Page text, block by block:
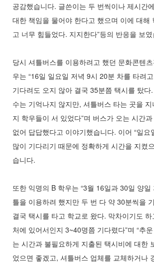
공감했습니다. 글쓴이는 두 번씩이나 제시간
대한 책임을 물어야 한다고 했으며 이에 대해
고 너무 힘들었다. 지지한다”등의 반응을 보
당시 셔틀버스를 이용하려고 했던 문화콘텐
우는 “16일 일요일 저녁 9시 20분 차를 타려
기다려도 오지 않아 결국 35분쯤 택시를 탔다
수는 기억나지 않지만, 셔틀버스 타는 곳을
지 학우들이 서 있었다”며 버스가 오는 시간
없어 답답했다고 이야기했습니다. 이어 “일요
많이 기다리기 때문에 정확하게 시간을 지켰
습니다.
또한 익명의 B 학우는 “3월 16일과 30일 양일
틀을 이용하려 했지만 두 번 다 약 30분씩을
결국 택시를 타고 학교로 왔다. 막차이기도
처에 있어서인지 3~40명쯤 기다렸다”며 “추
는 시간과 불필요하게 지출된 택시비에 대한
었으면 좋겠고, 셔틀버스 업체를 교체하거나